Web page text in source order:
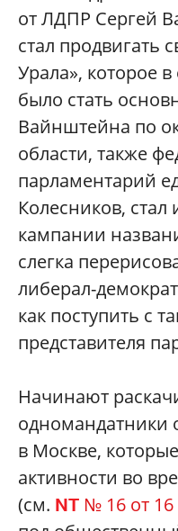
от ЛДПР Сергей
стал продвигать
Урала», которое
было стать
Вайнштейна по
области, также
парламентарий
Колесников, стал
кампании
слегка
либерал-
как поступить с
представителя
Начинают
одномандатники
в Москве,
активности во
(см. NT № 16 от 16